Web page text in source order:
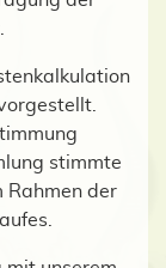
stimmte
Rahmen der